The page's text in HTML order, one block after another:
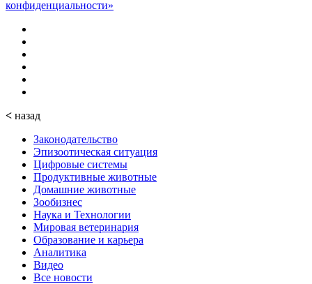
конфиденциальности»
< назад
Законодательство
Эпизоотическая ситуация
Цифровые системы
Продуктивные животные
Домашние животные
Зообизнес
Наука и Технологии
Мировая ветеринария
Образование и карьера
Аналитика
Видео
Все новости